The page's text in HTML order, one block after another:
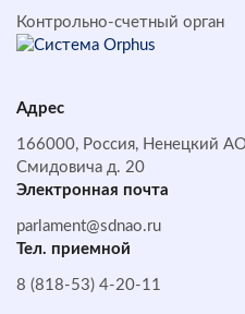
Контрольно-счетный орган
Адрес
166000, Россия, Ненецкий
Смидовича д. 20
Электронная почта
parlament@sdnao.ru
Тел. приемной
8 (818-53) 4-20-11